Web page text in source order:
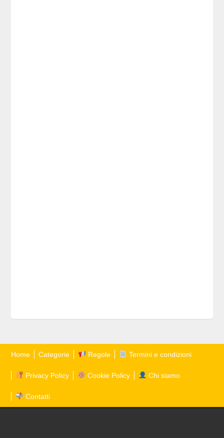
Home Categorie Regole Termini e condizioni
Privacy Policy Cookie Policy Chi siamo
Contatti